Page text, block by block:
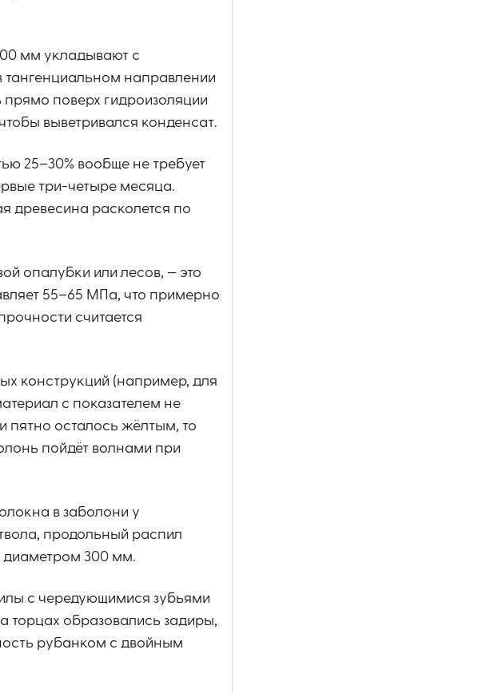
мм укладывают с
тангенциальном направлении
поверх гидроизоляции
выветривался конденсат.
25–30% вообще не требует
три-четыре месяца.
древесина расколется по
опалубки или лесов, — это
55–65 МПа, что примерно
считается
конструкций (например, для
с показателем не
пятно осталось жёлтым, то
пойдёт волнами при
в заболони у
продольный распил
диаметром 300 мм.
с чередующимися зубьями
торцах образовались задиры,
рубанком с двойным